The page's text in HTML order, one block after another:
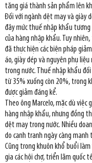
tăng giá thành sản phẩm lên
Đối với ngành dệt may và giày
đây mức thuế nhập khẩu tương
của hàng nhập khẩu. Tuy
đã thực hiện các biện pháp
áo, giày dép và nguyên phụ
trong nước. Thuế nhập khẩu
từ 35% xuống còn 20%, trong
được giảm đáng kể.
Theo ông Marcelo, mặc dù
hàng nhập khẩu, nhưng đồng
dệt may trong nước. Nhiều
do cạnh tranh ngày càng mạnh
Cũng trong khuôn khổ buổi
gia các hội chợ, triển lãm quốc